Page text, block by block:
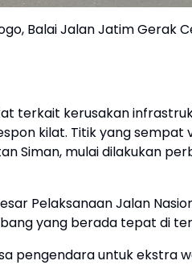
Balai Jalan Jatim Gerak
terkait kerusakan
kilat. Titik yang sempat
Siman, mulai dilakukan
Pelaksanaan Jalan
yang berada tepat di
pengendara untuk ekstra